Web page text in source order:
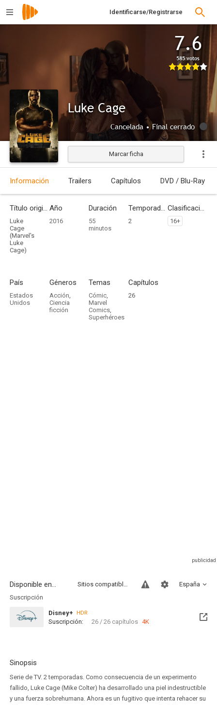
Identificarse/Registrarse
7.6
585 votos
Luke Cage
Cancelada • Final cerrado
Marcar ficha
Información Trailers Capítulos DVD / Blu-Ray
Título original
Luke
Cage
(Marvel's
Luke
Cage)
Año
2016
Duración
55
minutos
Temporadas
2
Clasificación por edades
16+
País
Estados
Unidos
Géneros
Acción,
Ciencia
ficción
Temas
Cómic,
Marvel
Comics,
Superhéroes
Capítulos
26
Disponible en... España
Sitios compatibles
Suscripción
Disney+ HDR
Suscripción: 26 / 26 capítulos 4K
Sinopsis
Serie de TV. 2 temporadas. Como consecuencia de un experimento
fallido, Luke Cage (Mike Colter) ha desarrollado una piel indestructible
y una fuerza sobrehumana. Ahora es un fugitivo que intenta rehacer su